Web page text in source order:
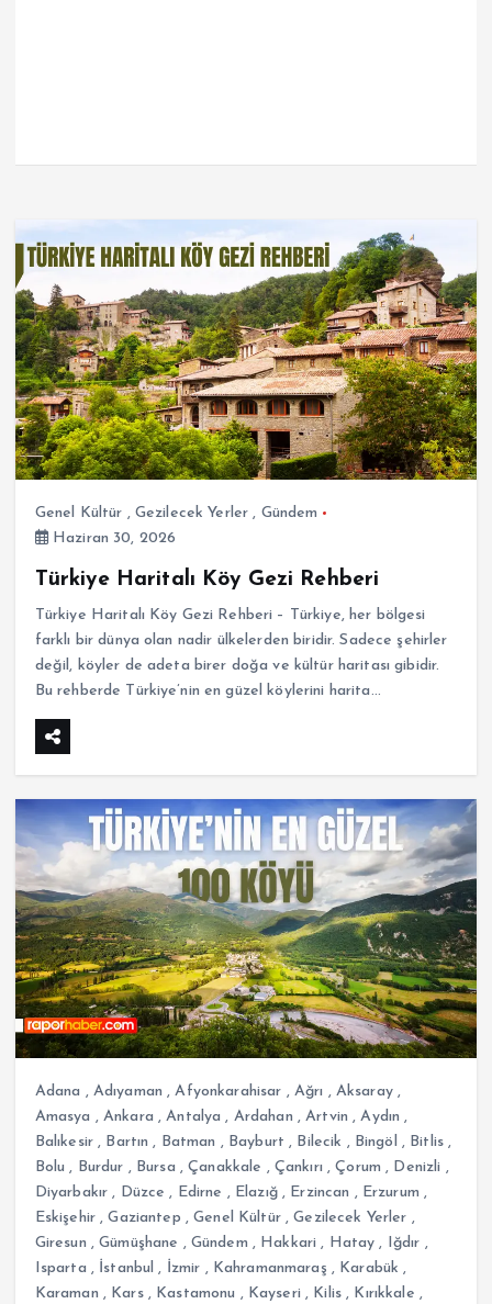
Genel Kültür , Gezilecek Yerler , Gündem
Haziran 30, 2026
Türkiye Haritalı Köy Gezi Rehberi
Türkiye Haritalı Köy Gezi Rehberi – Türkiye, her bölgesi
farklı bir dünya olan nadir ülkelerden biridir. Sadece şehirler
değil, köyler de adeta birer doğa ve kültür haritası gibidir.
Bu rehberde Türkiye’nin en güzel köylerini harita…
Adana , Adıyaman ,Afyonkarahisar , Ağrı , Aksaray,
Amasya , Ankara ,Antalya , Ardahan ,Artvin ,Aydın ,
Balıkesir, Bartın , Batman , Bayburt , Bilecik , Bingöl , Bitlis ,
Bolu , Burdur , Bursa ,Çanakkale , Çankırı ,Çorum , Denizli ,
Diyarbakır , Düzce , Edirne , Elazığ, Erzincan , Erzurum ,
Eskişehir,Gaziantep ,Genel Kültür,Gezilecek Yerler ,
Giresun ,Gümüşhane , Gündem , Hakkari , Hatay , Iğdır ,
Isparta , İstanbul , İzmir , Kahramanmaraş , Karabük ,
Karaman , Kars, Kastamonu , Kayseri , Kilis , Kırıkkale ,